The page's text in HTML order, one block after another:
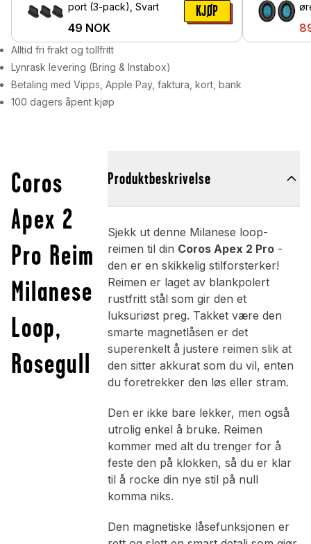
port (3-pack), Svart
49 NOK
KJØP
Alltid fri frakt og tollfritt
Lynrask levering (Bring & Instabox)
Betaling med Vipps, Apple Pay, faktura, kort, bank
100 dagers åpent kjøp
Coros
Apex 2
Pro Reim
Milanese
Loop,
Rosegull
Produktbeskrivelse
Sjekk ut denne Milanese loop-
reimen til din Coros Apex 2 Pro-
den er en skikkelig stilforsterker!
Reimen er laget av blankpolert
rustfritt stål som gir den et
luksuriøst preg. Takket være den
smarte magnetlåsen er det
superenkelt å justere reimen slik at
den sitter akkurat som du vil, enten
du foretrekker den løs eller stram.
Den er ikke bare lekker, men også
utrolig enkel å bruke. Reimen
kommer med alt du trenger for å
feste den på klokken, så du er klar
til å rocke din nye stil på null
komma niks.
Den magnetiske låsefunksjonen er